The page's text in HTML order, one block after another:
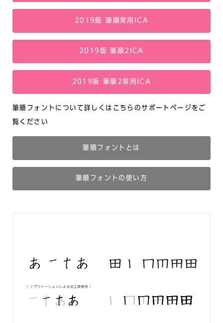
2019版 筆順常用ICA
2019版 筆順2ICA
2019版 筆順2常用ICA
筆順フォントについて詳しくはこちらのサポートページをご
覧ください
筆順フォントとは
筆順フォントの使い方